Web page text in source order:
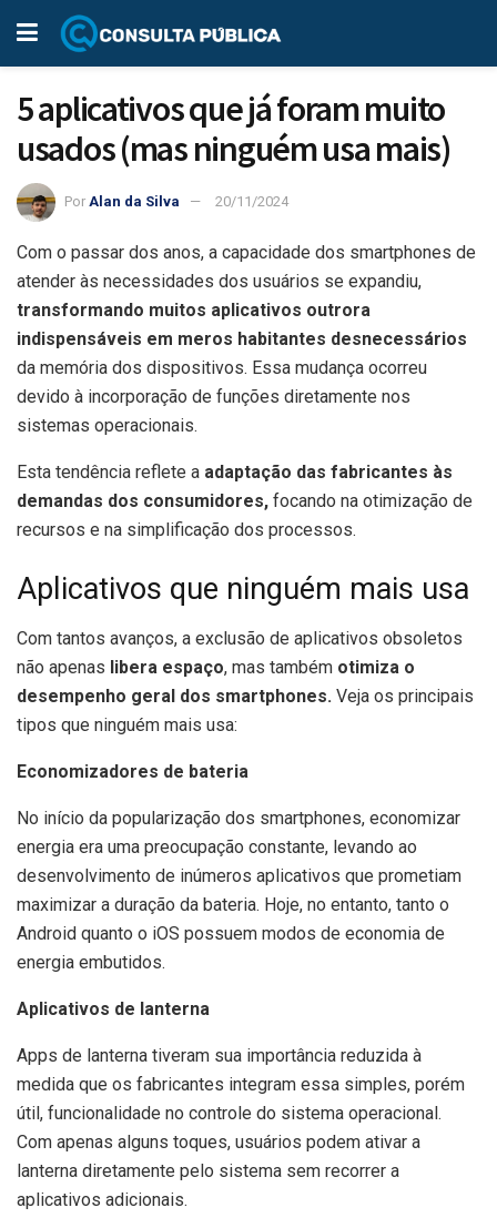
5 aplicativos que já foram muito
usados (mas ninguém usa mais)
Por Alan da Silva 20/11/2024
Com o passar dos anos, a capacidade dos smartphones de
atender às necessidades dos usuários se expandiu,
transformando muitos aplicativos outrora
indispensáveis em meros habitantes desnecessários
da memória dos dispositivos. Essa mudança ocorreu
devido à incorporação de funções diretamente nos
sistemas operacionais.
Esta tendência reflete a adaptação das fabricantes às
demandas dos consumidores, focando na otimização de
recursos e na simplificação dos processos.
Aplicativos que ninguém mais usa
Com tantos avanços, a exclusão de aplicativos obsoletos
não apenas libera espaço, mas também otimiza o
desempenho geral dos smartphones. Veja os principais
tipos que ninguém mais usa:
Economizadores de bateria
No início da popularização dos smartphones, economizar
energia era uma preocupação constante, levando ao
desenvolvimento de inúmeros aplicativos que prometiam
maximizar a duração da bateria. Hoje, no entanto, tanto o
Android quanto o iOS possuem modos de economia de
energia embutidos.
Aplicativos de lanterna
Apps de lanterna tiveram sua importância reduzida à
medida que os fabricantes integram essa simples, porém
útil, funcionalidade no controle do sistema operacional.
Com apenas alguns toques, usuários podem ativar a
lanterna diretamente pelo sistema sem recorrer a
aplicativos adicionais.